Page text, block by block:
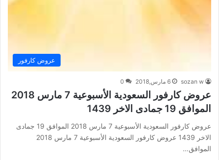
عروض كارفور
sozan w 6 مارس,2018 0
عروض كارفور السعودية الأسبوعية 7 مارس 2018
الموافق 19 جمادى الاخر 1439
عروض كارفور السعودية الأسبوعية 7 مارس 2018 الموافق 19 جمادى
الاخر 1439 عروض كارفور السعودية الأسبوعية 7 مارس 2018
الموافق…